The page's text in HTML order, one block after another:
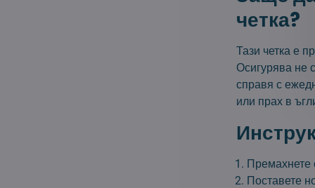
четка?
Тази четка е
Осигурява не
справя с
или прах в
Премахнете
Поставете